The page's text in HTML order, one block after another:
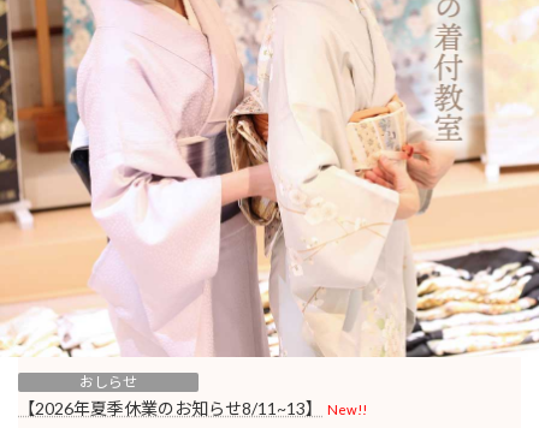
おしらせ
【2026年夏季休業のお知らせ8/11~13】 New!!